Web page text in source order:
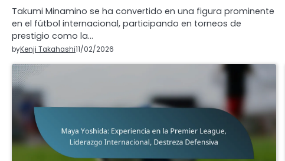
Takumi Minamino se ha convertido en una figura prominente
en el fútbol internacional, participando en torneos de
prestigio como la…
byKenji Takahashi11/02/2026